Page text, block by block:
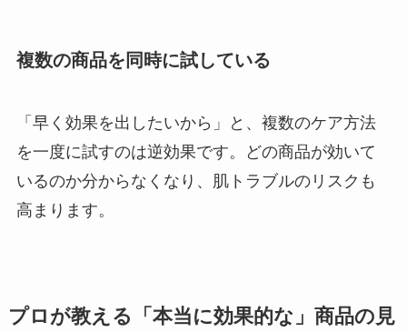
複数の商品を同時に試している
「早く効果を出したいから」と、複数のケア方法
を一度に試すのは逆効果です。どの商品が効いて
いるのか分からなくなり、肌トラブルのリスクも
高まります。
プロが教える「本当に効果的な」商品の見